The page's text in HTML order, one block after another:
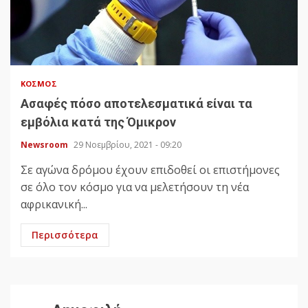
ΚΌΣΜΟΣ
Ασαφές πόσο αποτελεσματικά είναι τα
εμβόλια κατά της Όμικρον
Newsroom 29 Νοεμβρίου, 2021 - 09:20
Σε αγώνα δρόμου έχουν επιδοθεί οι επιστήμονες
σε όλο τον κόσμο για να μελετήσουν τη νέα
αφρικανική...
Περισσότερα